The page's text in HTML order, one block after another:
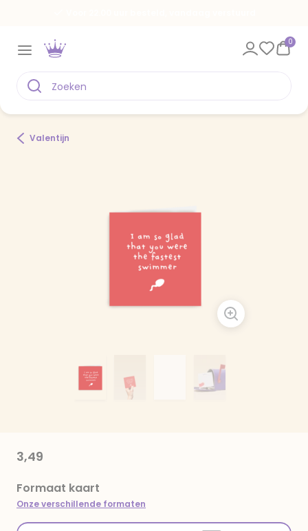
0
Valentijn
3,49
Formaat kaart
Onze verschillende formaten